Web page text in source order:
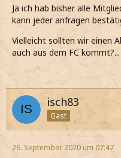
Ja ich hab bisher alle
kann jeder anfragen
Vielleicht sollten wir einen
auch aus dem FC kommt?...
isch83
Gast
26. September 2020 um 07:47